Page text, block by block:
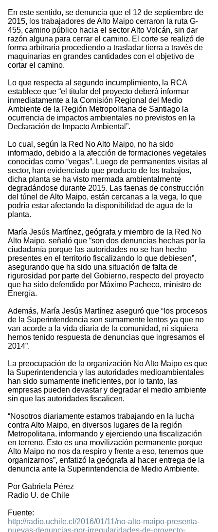
En este sentido, se denuncia que el 12 de septiembre de
2015, los trabajadores de Alto Maipo cerraron la ruta G-
455, camino público hacia el sector Alto Volcán, sin dar
razón alguna para cerrar el camino. El corte se realizó de
forma arbitraria procediendo a trasladar tierra a través de
maquinarias en grandes cantidades con el objetivo de
cortar el camino.
Lo que respecta al segundo incumplimiento, la RCA
establece que “el titular del proyecto deberá informar
inmediatamente a la Comisión Regional del Medio
Ambiente de la Región Metropolitana de Santiago la
ocurrencia de impactos ambientales no previstos en la
Declaración de Impacto Ambiental”.
Lo cual, según la Red No Alto Maipo, no ha sido
informado, debido a la afección de formaciones vegetales
conocidas como “vegas”. Luego de permanentes visitas al
sector, han evidenciado que producto de los trabajos,
dicha planta se ha visto mermada ambientalmente
degradándose durante 2015. Las faenas de construcción
del túnel de Alto Maipo, están cercanas a la vega, lo que
podría estar afectando la disponibilidad de agua de la
planta.
María Jesús Martínez, geógrafa y miembro de la Red No
Alto Maipo, señaló que “son dos denuncias hechas por la
ciudadanía porque las autoridades no se han hecho
presentes en el territorio fiscalizando lo que debiesen”,
asegurando que ha sido una situación de falta de
rigurosidad por parte del Gobierno, respecto del proyecto
que ha sido defendido por Máximo Pacheco, ministro de
Energía.
Además, María Jesús Martínez aseguró que “los procesos
de la Superintendencia son sumamente lentos ya que no
van acorde a la vida diaria de la comunidad, ni siquiera
hemos tenido respuesta de denuncias que ingresamos el
2014”.
La preocupación de la organización No Alto Maipo es que
la Superintendencia y las autoridades medioambientales
han sido sumamente ineficientes, por lo tanto, las
empresas pueden devastar y degradar el medio ambiente
sin que las autoridades fiscalicen.
“Nosotros diariamente estamos trabajando en la lucha
contra Alto Maipo, en diversos lugares de la región
Metropolitana, informando y ejerciendo una fiscalización
en terreno. Esto es una movilización permanente porque
Alto Maipo no nos da respiro y frente a eso, tenemos que
organizarnos”, enfatizó la geógrafa al hacer entrega de la
denuncia ante la Superintendencia de Medio Ambiente.
Por Gabriela Pérez
Radio U. de Chile
Fuente:
http://radio.uchile.cl/2016/01/11/no-alto-maipo-presenta-